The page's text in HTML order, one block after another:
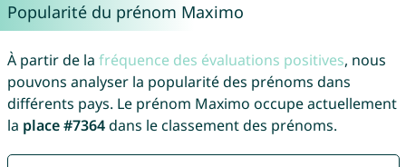
Popularité du prénom Maximo
À partir de la fréquence des évaluations positives, nous
pouvons analyser la popularité des prénoms dans
différents pays. Le prénom Maximo occupe actuellement
la place #7364dans le classement des prénoms.